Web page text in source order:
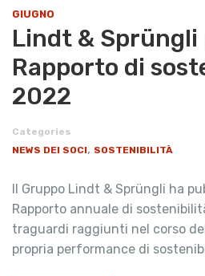
GIUGNO
​Lindt & Sprüngli
Rapporto di
2022
Categories
NEWS DEI SOCI, SOSTENIBILITÀ
Il Gruppo Lindt & Sprüngli ha
Rapporto annuale di
traguardi raggiunti nel corso
propria performance di